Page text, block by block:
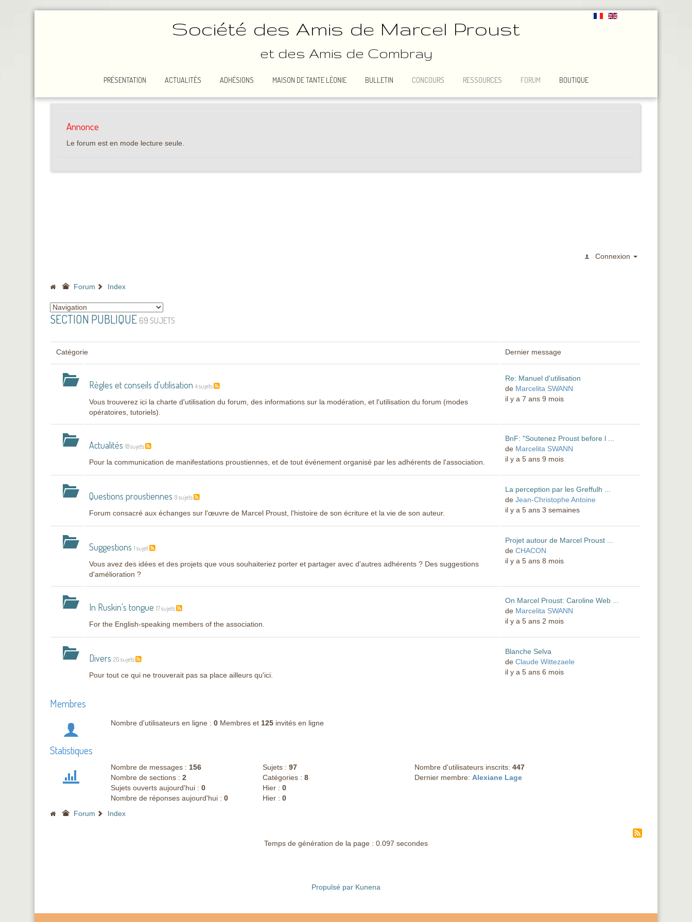
Société des Amis de Marcel Proust
et des Amis de Combray
PRÉSENTATION ACTUALITÉS ADHÉSIONS MAISON DE TANTE LÉONIE BULLETIN CONCOURS RESSOURCES FORUM BOUTIQUE
Annonce
Le forum est en mode lecture seule.
Connexion
Forum Index
SECTION PUBLIQUE 69 SUJETS
Catégorie Dernier message
Règles et conseils d'utilisation 4 sujets
Vous trouverez ici la charte d'utilisation du forum, des informations sur la modération, et l'utilisation du forum (modes
opératoires, tutoriels).
Re: Manuel d'utilisation
de Marcelita SWANN
il y a 7 ans 9 mois
Actualités 18 sujets
Pour la communication de manifestations proustiennes, et de tout événement organisé par les adhérents de l'association.
BnF: "Soutenez Proust before l ...
de Marcelita SWANN
il y a 5 ans 9 mois
Questions proustiennes 9 sujets
Forum consacré aux échanges sur l'œuvre de Marcel Proust, l'histoire de son écriture et la vie de son auteur.
La perception par les Greffulh ...
deJean-Christophe Antoine
il y a 5 ans 3 semaines
Suggestions 1 sujet
Vous avez des idées et des projets que vous souhaiteriez porter et partager avec d'autres adhérents ? Des suggestions
d'amélioration ?
Projet autour de Marcel Proust ...
deCHACON
il y a 5 ans 8 mois
In Ruskin's tongue 17 sujets
For the English-speaking members of the association.
On Marcel Proust: Caroline Web ...
de Marcelita SWANN
il y a 5 ans 2 mois
Divers 20 sujets
Pour tout ce qui ne trouverait pas sa place ailleurs qu'ici.
Blanche Selva
deClaude Wittezaele
il y a 5 ans 6 mois
Membres
Nombre d'utilisateurs en ligne :0 Membres et 125 invités en ligne
Statistiques
Nombre de messages :156
Nombre de sections :2
Sujets ouverts aujourd'hui :0
Nombre de réponses aujourd'hui :0
Sujets :97
Catégories :8
Hier :0
Hier :0
Nombre d'utilisateurs inscrits: 447
Dernier membre: Alexiane Lage
Forum Index
Temps de génération de la page : 0.097 secondes
Propulsé par Kunena